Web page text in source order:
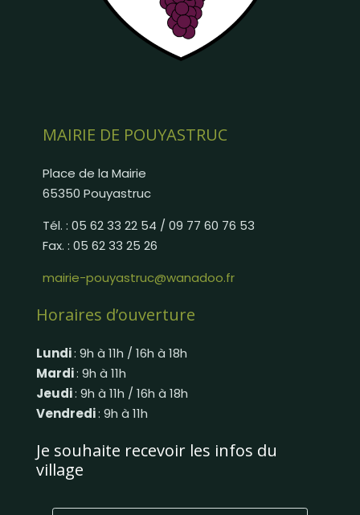
MAIRIE DE POUYASTRUC
Place de la Mairie
65350 Pouyastruc
Tél. : 05 62 33 22 54 / 09 77 60 76 53
Fax. : 05 62 33 25 26
mairie-pouyastruc@wanadoo.fr
Horaires d’ouverture
Lundi: 9h à 11h / 16h à 18h
Mardi: 9h à 11h
Jeudi: 9h à 11h / 16h à 18h
Vendredi: 9h à 11h
Je souhaite recevoir les infos du
village